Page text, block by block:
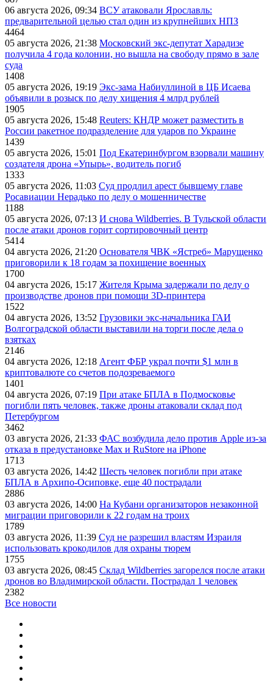
06 августа 2026, 09:34 ВСУ атаковали Ярославль:
предварительной целью стал один из крупнейших НПЗ
4464
05 августа 2026, 21:38 Московский экс-депутат Харадизе
получила 4 года колонии, но вышла на свободу прямо в зале
суда
1408
05 августа 2026, 19:19 Экс-зама Набиуллиной в ЦБ Исаева
объявили в розыск по делу хищения 4 млрд рублей
1905
05 августа 2026, 15:48 Reuters: КНДР может разместить в
России ракетное подразделение для ударов по Украине
1439
05 августа 2026, 15:01 Под Екатеринбургом взорвали машину
создателя дрона «Упырь», водитель погиб
1333
05 августа 2026, 11:03 Суд продлил арест бывшему главе
Росавиации Нерадько по делу о мошенничестве
1188
05 августа 2026, 07:13 И снова Wildberries. В Тульской области
после атаки дронов горит сортировочный центр
5414
04 августа 2026, 21:20 Основателя ЧВК «Ястреб» Марущенко
приговорили к 18 годам за похищение военных
1700
04 августа 2026, 15:17 Жителя Крыма задержали по делу о
производстве дронов при помощи 3D‑принтера
1522
04 августа 2026, 13:52 Грузовики экс-начальника ГАИ
Волгоградской области выставили на торги после дела о
взятках
2146
04 августа 2026, 12:18 Агент ФБР украл почти $1 млн в
криптовалюте со счетов подозреваемого
1401
04 августа 2026, 07:19 При атаке БПЛА в Подмосковье
погибли пять человек, также дроны атаковали склад под
Петербургом
3462
03 августа 2026, 21:33 ФАС возбудила дело против Apple из-за
отказа в предустановке Max и RuStore на iPhone
1713
03 августа 2026, 14:42 Шесть человек погибли при атаке
БПЛА в Архипо-Осиповке, еще 40 пострадали
2886
03 августа 2026, 14:00 На Кубани организаторов незаконной
миграции приговорили к 22 годам на троих
1789
03 августа 2026, 11:39 Суд не разрешил властям Израиля
использовать крокодилов для охраны тюрем
1755
03 августа 2026, 08:45 Склад Wildberries загорелся после атаки
дронов во Владимирской области. Пострадал 1 человек
2382
Все новости